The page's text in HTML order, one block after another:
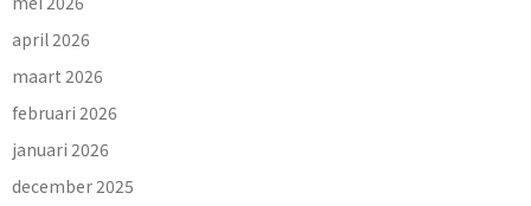
april 2026
maart 2026
februari 2026
januari 2026
december 2025